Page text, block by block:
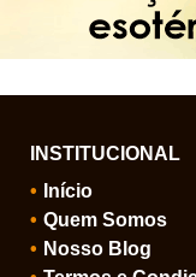
INSTITUCIONAL
Início
Quem Somos
Nosso Blog